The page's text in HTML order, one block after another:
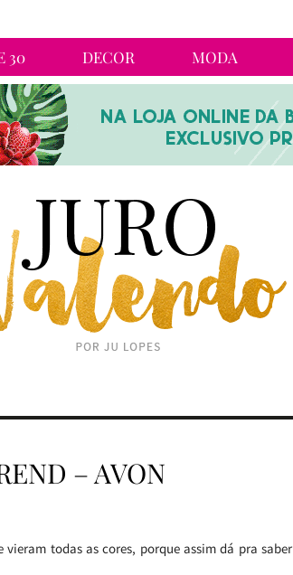
30 DECOR MODA
– AVON
todas as cores, porque assim dá pra saber